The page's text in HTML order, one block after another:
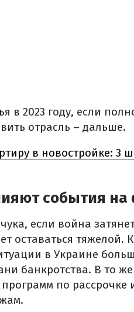
в 2023 году, если
отрасль – дальше.
в новостройке: 3
события на
если война
оставаться тяжелой.
в Украине
банкротства. В то
по рассрочке